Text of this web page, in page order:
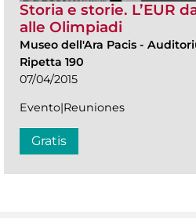
Storia e storie. L’EUR
alle Olimpiadi
Museo dell'Ara Pacis -
Ripetta 190
07/04/2015
Evento|Reuniones
Gratis